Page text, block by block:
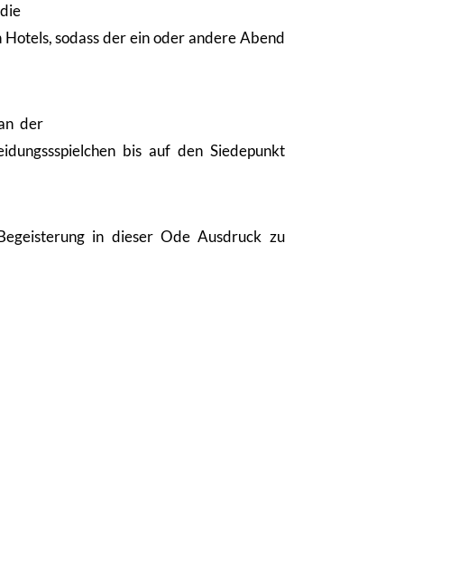
sodass der ein oder andere Abend
der
bis auf den Siedepunkt
in dieser Ode Ausdruck zu